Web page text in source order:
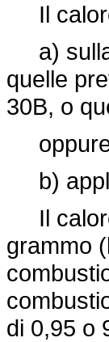
Il
a) sulla
quelle
30B, o
b)
Il
grammo
di 0,95 o